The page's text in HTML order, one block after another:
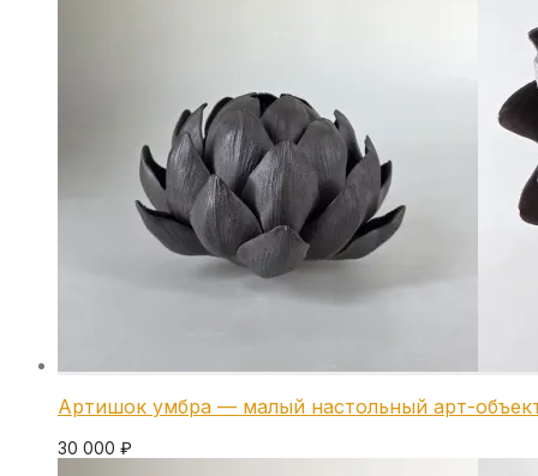
Артишок умбра — малый настольный арт-
30 000 ₽